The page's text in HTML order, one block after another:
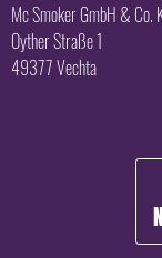
Mc Smoker GmbH & Co.
Oyther Straße 1
49377 Vechta